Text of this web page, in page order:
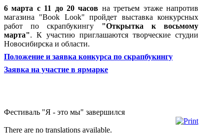
6 марта с 11 до 20 часов на третьем этаже напротив
магазина "Book Look" пройдет выставка конкурсных
работ по скрапбукингу "Открытка к восьмому
марта". К участию приглашаются творческие студии
Новосибирска и области.
Положение и заявка конкурса по скрапбукингу
Заявка на участие в ярмарке
Фестиваль "Я - это мы" завершился
There are no translations available.